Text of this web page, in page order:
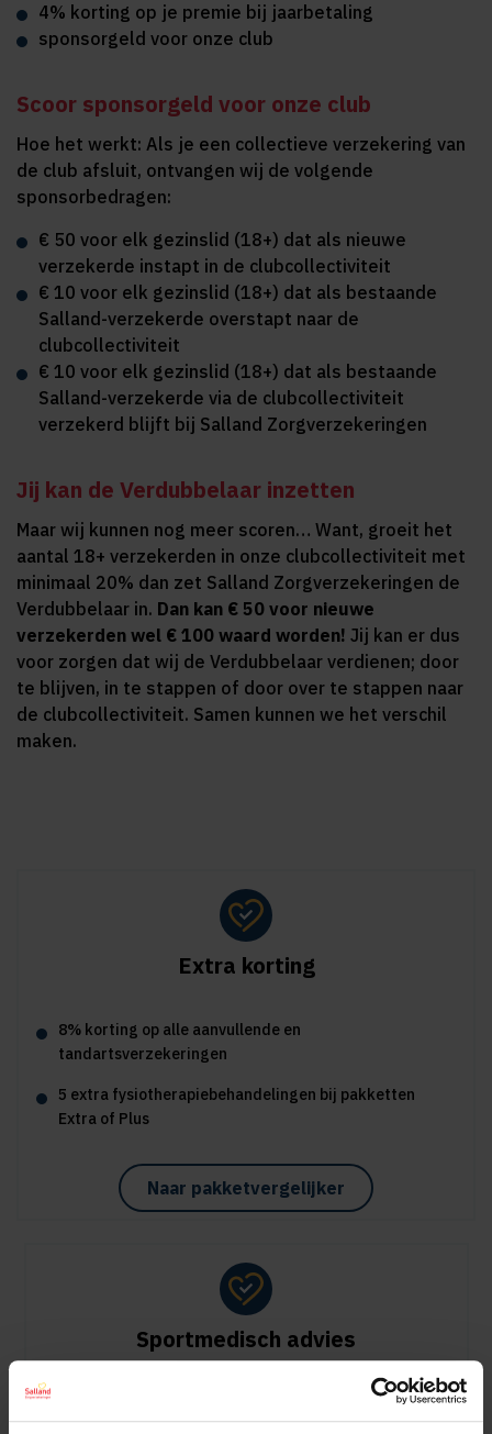
4% korting op je premie bij jaarbetaling
sponsorgeld voor onze club
Scoor sponsorgeld voor onze club
Hoe het werkt: Als je een collectieve verzekering van
de club afsluit, ontvangen wij de volgende
sponsorbedragen:
€ 50 voor elk gezinslid (18+) dat als nieuwe
verzekerde instapt in de clubcollectiviteit
€ 10 voor elk gezinslid (18+) dat als bestaande
Salland-verzekerde overstapt naar de
clubcollectiviteit
€ 10 voor elk gezinslid (18+) dat als bestaande
Salland-verzekerde via de clubcollectiviteit
verzekerd blijft bij Salland Zorgverzekeringen
Jij kan de Verdubbelaar inzetten
Maar wij kunnen nog meer scoren… Want, groeit het
aantal 18+ verzekerden in onze clubcollectiviteit met
minimaal 20% dan zet Salland Zorgverzekeringen de
Verdubbelaar in. Dan kan € 50 voor nieuwe
verzekerden wel € 100 waard worden! Jij kan er dus
voor zorgen dat wij de Verdubbelaar verdienen; door
te blijven, in te stappen of door over te stappen naar
de clubcollectiviteit. Samen kunnen we het verschil
maken.
Extra korting
8% korting op alle aanvullende en
tandartsverzekeringen
5 extra fysiotherapiebehandelingen bij pakketten
Extra of Plus
Naar pakketvergelijker
Sportmedisch advies
Vergoeding tot €125 per kalenderjaar bij pakket Plus